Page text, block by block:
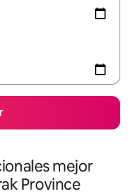
mejor
Province